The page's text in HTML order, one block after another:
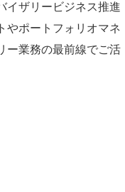
ザリービジネス推進
やポートフォリオマネ
ー業務の最前線でご活